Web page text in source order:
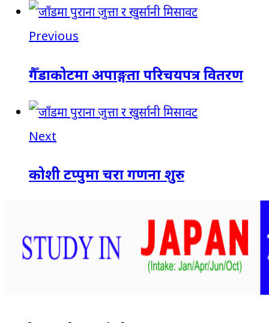
Previous
गैँडाकोटमा अपाङ्गता परिचयपत्र वितरण
Next
कोशी टप्पुमा चरा गणना शुरु